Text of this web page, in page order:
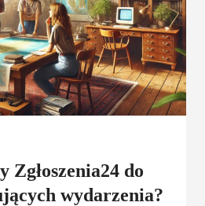
REKORD
ŚWIATA
Zgłoszenia24 do
wydarzenia?